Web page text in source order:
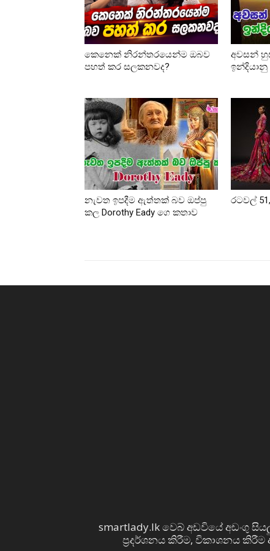
කෙනෙක් නිරන්තරයෙන්ම ඔබව
පහත් කර සලකනවද?
අවසන්
ඉන්දියානු
නැවත ඉපදීම ඇත්තක් බව ඔප්පු
කල Dorothy Eady ගෙ කතාව
රටවල්
smartlady.lk වෙබ් අඩවියේ අඩංගු
ප්‍රදර්ශනය කිරීම, විකාශනය